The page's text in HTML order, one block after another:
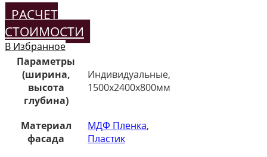
РАСЧЕТ
СТОИМОСТИ
В Избранное
Параметры
(ширина,
высота
глубина)
Индивидуальные,
1500х2400х800мм
Материал
фасада
МДФ Пленка,
Пластик